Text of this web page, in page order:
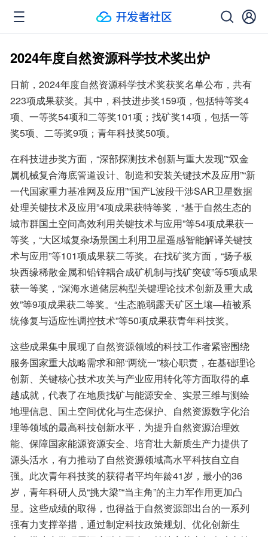
2024年度自然资源科学技术奖出炉
日前，2024年度自然资源科学技术奖获奖名单公布，共有
223项成果获奖。其中，科技进步奖159项，包括特等奖4
项、一等奖54项和二等奖101项；找矿奖14项，包括一等
奖5项、二等奖9项；青年科技奖50项。
在科技进步奖方面，“深部探测技术创新与重大发现”“双金
属机械复合海底管道设计、制造和安装关键技术及应用”“新
一代国家重力基准网及应用”“国产L波段干涉SAR卫星数据
处理关键技术及应用”4项成果获特等奖，“基于自然生态的
城市群国土空间高效利用关键技术与应用”等54项成果获一
等奖，“大区域复杂场景国土利用卫星遥感智能解译关键技
术与应用”等101项成果获二等奖。在找矿奖方面，“扬子板
块西缘稀散金属和铅锌耦合成矿机制与找矿突破”等5项成果
获一等奖，“深海水道储层构型关键理论技术创新及重大成
效”等9项成果获二等奖。“生态脆弱露天矿区土壤—植被系
统修复与适应性调控技术”等50项成果获青年科技奖。
这些成果集中展现了自然资源领域的科技工作者紧密围绕
服务国家重大战略需求和部“两统一”核心职责，在基础理论
创新、关键核心技术攻关与产业应用转化等方面取得的卓
越成就，代表了在地质找矿与能源安全、实景三维与测绘
地理信息、国土空间优化与生态保护、自然资源数字化治
理等领域的最高科技创新水平，为提升自然资源治理效
能、保障国家能源资源安全、培育壮大新质生产力提供了
源头活水，有力推动了自然资源领域高水平科技自立自
强。此次青年科技奖的获得者平均年龄41岁，最小的36
岁，青年科研人员“挑大梁”“当主角”的主力军作用更加凸
显。这些成绩的取得，也得益于自然资源部出台的一系列
强有力支撑举措，通过制定科技政策规划、优化创新生